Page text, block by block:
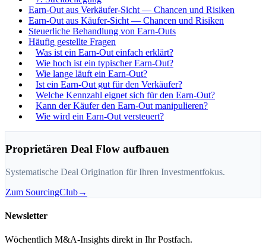
Earn-Out aus Verkäufer-Sicht — Chancen und Risiken
Earn-Out aus Käufer-Sicht — Chancen und Risiken
Steuerliche Behandlung von Earn-Outs
Häufig gestellte Fragen
Was ist ein Earn-Out einfach erklärt?
Wie hoch ist ein typischer Earn-Out?
Wie lange läuft ein Earn-Out?
Ist ein Earn-Out gut für den Verkäufer?
Welche Kennzahl eignet sich für den Earn-Out?
Kann der Käufer den Earn-Out manipulieren?
Wie wird ein Earn-Out versteuert?
Proprietären Deal Flow aufbauen
Systematische Deal Origination für Ihren Investmentfokus.
Zum SourcingClub→
Newsletter
Wöchentlich M&A-Insights direkt in Ihr Postfach.